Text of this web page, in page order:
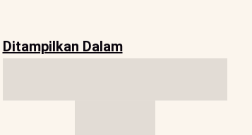
Ditampilkan Dalam